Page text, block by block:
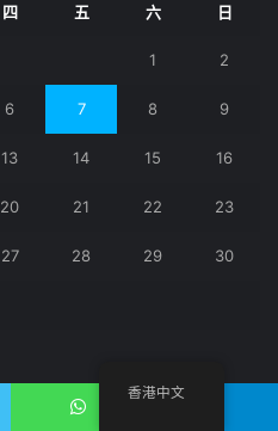
四 五 六 日
1 2
6 7 8 9
13 14 15 16
20 21 22 23
27 28 29 30
香港中文